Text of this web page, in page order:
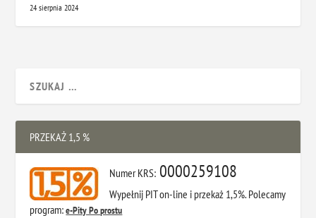
24 sierpnia 2024
PRZEKAŻ 1,5 %
Numer KRS: 0000259108
Wypełnij PIT on-line i przekaż 1,5%. Polecamy
program:e-Pity Po prostu